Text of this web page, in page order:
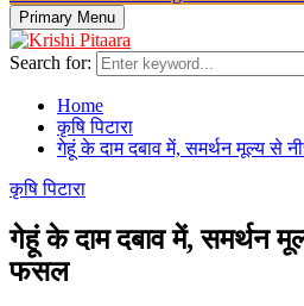
Primary Menu
Search for:
Home
कृषि पिटारा
गेहूं के दाम दबाव में, समर्थन मूल्य से
कृषि पिटारा
गेहूं के दाम दबाव में, समर्थन
फसल